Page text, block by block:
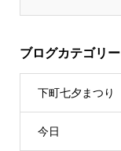
ブログカテゴリー
下町七夕まつり
今日